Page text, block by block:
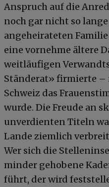
Anspruch auf die
noch gar nicht so
angeheirateten
eine vornehme ältere
weitläufigen
Ständerat» firmierte –
Schweiz das
wurde. Die Freude an
unverdienten Titeln
Lande ziemlich
Wer sich die
minder gehobene
führt, der wird